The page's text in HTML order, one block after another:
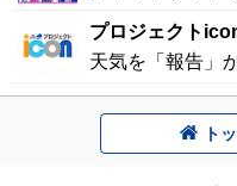
プロジェクト
天気を「報告」
ト